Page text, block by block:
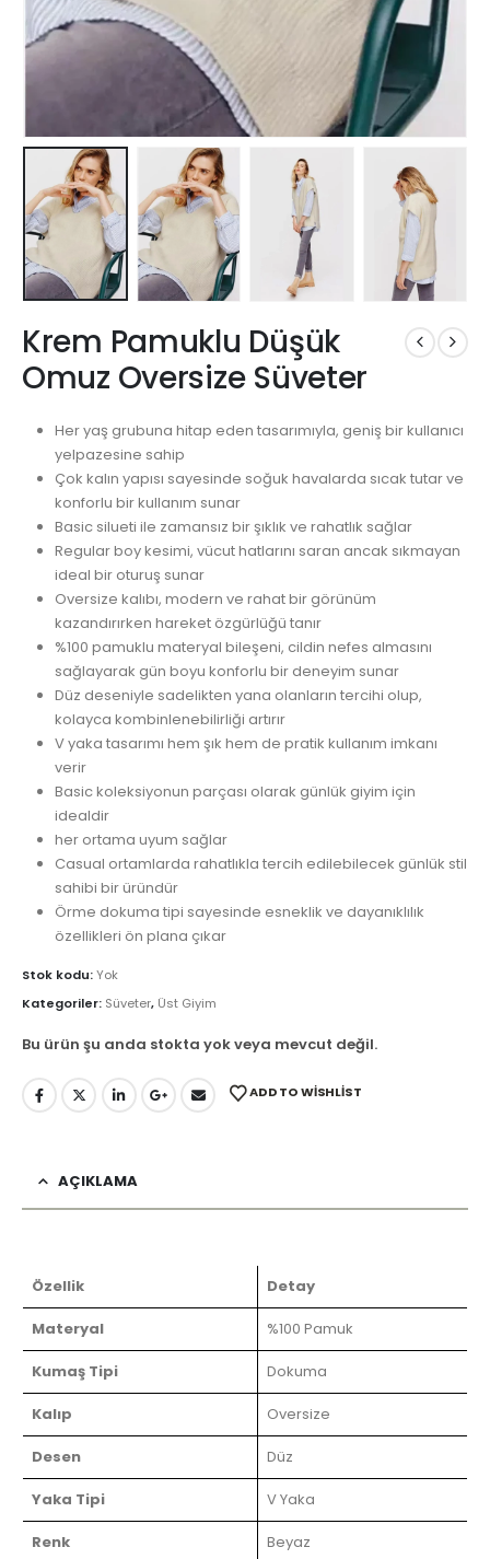
Krem Pamuklu Düşük
Omuz Oversize Süveter
Her yaş grubuna hitap eden tasarımıyla, geniş bir kullanıcı
yelpazesine sahip
Çok kalın yapısı sayesinde soğuk havalarda sıcak tutar ve
konforlu bir kullanım sunar
Basic silueti ile zamansız bir şıklık ve rahatlık sağlar
Regular boy kesimi, vücut hatlarını saran ancak sıkmayan
ideal bir oturuş sunar
Oversize kalıbı, modern ve rahat bir görünüm
kazandırırken hareket özgürlüğü tanır
%100 pamuklu materyal bileşeni, cildin nefes almasını
sağlayarak gün boyu konforlu bir deneyim sunar
Düz deseniyle sadelikten yana olanların tercihi olup,
kolayca kombinlenebilirliği artırır
V yaka tasarımı hem şık hem de pratik kullanım imkanı
verir
Basic koleksiyonun parçası olarak günlük giyim için
idealdir
her ortama uyum sağlar
Casual ortamlarda rahatlıkla tercih edilebilecek günlük stil
sahibi bir üründür
Örme dokuma tipi sayesinde esneklik ve dayanıklılık
özellikleri ön plana çıkar
Stok kodu:Yok
Kategoriler: Süveter, Üst Giyim
Bu ürün şu anda stokta yok veya mevcut değil.
ADD TO WISHLIST
AÇIKLAMA
Özellik Detay
Materyal %100 Pamuk
Kumaş Tipi Dokuma
Kalıp Oversize
Desen Düz
Yaka Tipi V Yaka
Renk Beyaz